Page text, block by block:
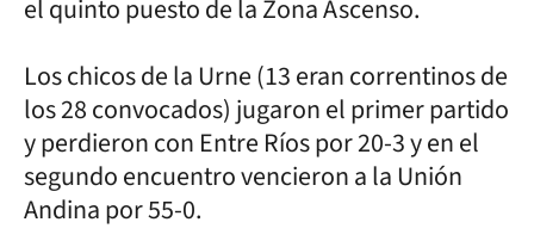
el quinto puesto de la Zona Ascenso.
Los chicos de la Urne (13 eran correntinos de
los 28 convocados) jugaron el primer partido
y perdieron con Entre Ríos por 20-3 y en el
segundo encuentro vencieron a la Unión
Andina por 55-0.